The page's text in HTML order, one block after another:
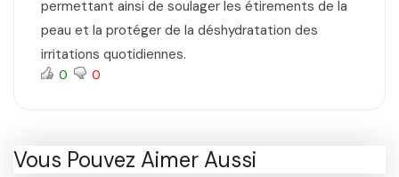
permettant ainsi de soulager les étirements de la
peau et la protéger de la déshydratation des
irritations quotidiennes.
0 0
Vous Pouvez Aimer Aussi